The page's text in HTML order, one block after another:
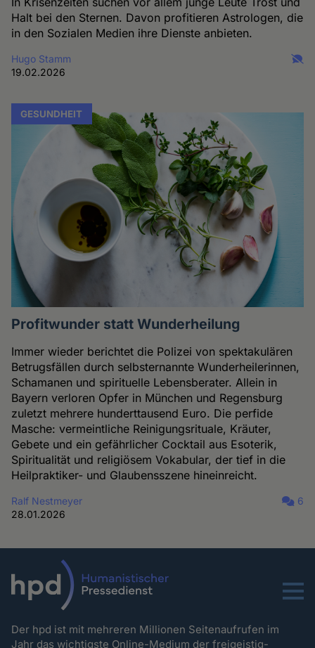
Halt bei den Sternen. Davon profitieren Astrologen, die
in den Sozialen Medien ihre Dienste anbieten.
Hugo Stamm
19.02.2026
GESUNDHEIT
Profitwunder statt Wunderheilung
Immer wieder berichtet die Polizei von spektakulären
Betrugsfällen durch selbsternannte Wunderheilerinnen,
Schamanen und spirituelle Lebensberater. Allein in
Bayern verloren Opfer in München und Regensburg
zuletzt mehrere hunderttausend Euro. Die perfide
Masche: vermeintliche Reinigungsrituale, Kräuter,
Gebete und ein gefährlicher Cocktail aus Esoterik,
Spiritualität und religiösem Vokabular, der tief in die
Heilpraktiker- und Glaubensszene hineinreicht.
Ralf Nestmeyer
28.01.2026
6
Menu
Der hpd ist mit mehreren Millionen Seitenaufrufen im
Jahr das wichtigste Online-Medium der freigeistig-